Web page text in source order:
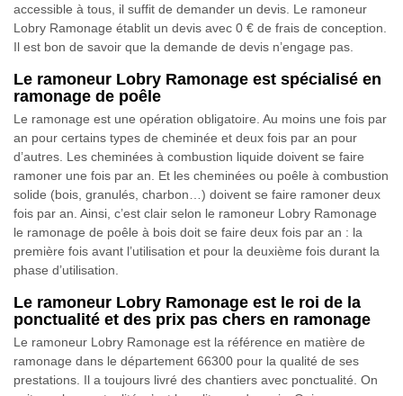
accessible à tous, il suffit de demander un devis. Le ramoneur
Lobry Ramonage établit un devis avec 0 € de frais de conception.
Il est bon de savoir que la demande de devis n’engage pas.
Le ramoneur Lobry Ramonage est spécialisé en
ramonage de poêle
Le ramonage est une opération obligatoire. Au moins une fois par
an pour certains types de cheminée et deux fois par an pour
d’autres. Les cheminées à combustion liquide doivent se faire
ramoner une fois par an. Et les cheminées ou poêle à combustion
solide (bois, granulés, charbon…) doivent se faire ramoner deux
fois par an. Ainsi, c’est clair selon le ramoneur Lobry Ramonage
le ramonage de poêle à bois doit se faire deux fois par an : la
première fois avant l’utilisation et pour la deuxième fois durant la
phase d’utilisation.
Le ramoneur Lobry Ramonage est le roi de la
ponctualité et des prix pas chers en ramonage
Le ramoneur Lobry Ramonage est la référence en matière de
ramonage dans le département 66300 pour la qualité de ses
prestations. Il a toujours livré des chantiers avec ponctualité. On